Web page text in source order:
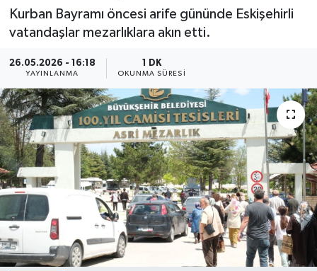
Kurban Bayramı öncesi arife gününde Eskişehirli
vatandaşlar mezarlıklara akın etti.
26.05.2026 - 16:18
YAYINLANMA
1 DK
OKUNMA SÜRESI
Kültür & Sanat
Sağlık
Siyaset
Spor
Süper Lig Puan Durumu ve Fikstür
Haber Arşivi